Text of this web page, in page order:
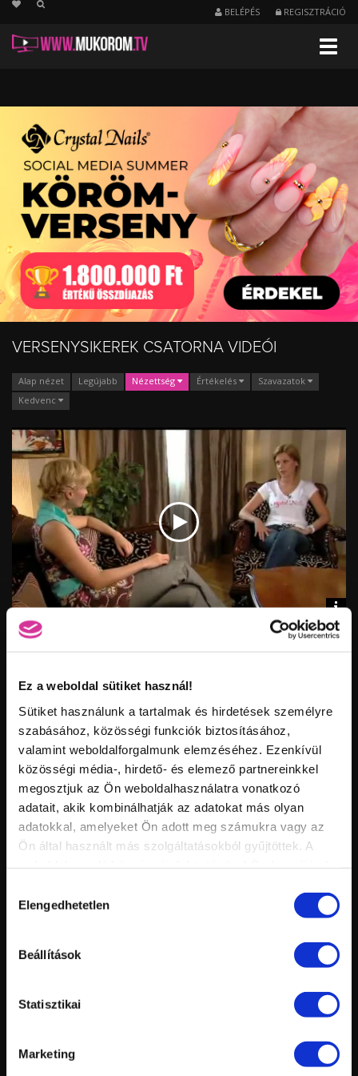
Ez a weboldal sütiket használ!
Sütiket használunk a tartalmak és hirdetések személyre
szabásához, közösségi funkciók biztosításához,
valamint weboldalforgalmunk elemzéséhez. Ezenkívül
közösségi média-, hirdető- és elemező partnereinkkel
megosztjuk az Ön weboldalhasználatra vonatkozó
adatait, akik kombinálhatják az adatokat más olyan
adatokkal, amelyeket Ön adott meg számukra vagy az
Ön által használt más szolgáltatásokból gyűjtöttek. A
kiválasztása
Elengedhetetlen
Beállítások
Statisztikai
Marketing
string(25) "/versenysikerek/nezettseg" BELÉPÉS REGISZTRÁCIÓ
Menu
Legtöbbet
-
Versenysikerek
VERSENYSIKEREK CSATORNA VIDEÓI
Alap nézet Legújabb Nézettség Értékelés
Szavazatok
Kedvenc
Hossz:
Nézettség:
Értékelés:
KOVÁCS GABÓ - PORCELÁN MŰKÖRÖM ÉPÍTŐ VILÁGBAJNOK